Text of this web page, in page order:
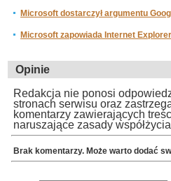
Microsoft dostarczył argumentu
Microsoft zapowiada Internet
Opinie
Redakcja nie ponosi
stronach serwisu oraz
komentarzy zawierających
naruszające zasady
Brak komentarzy. Może warto dodać